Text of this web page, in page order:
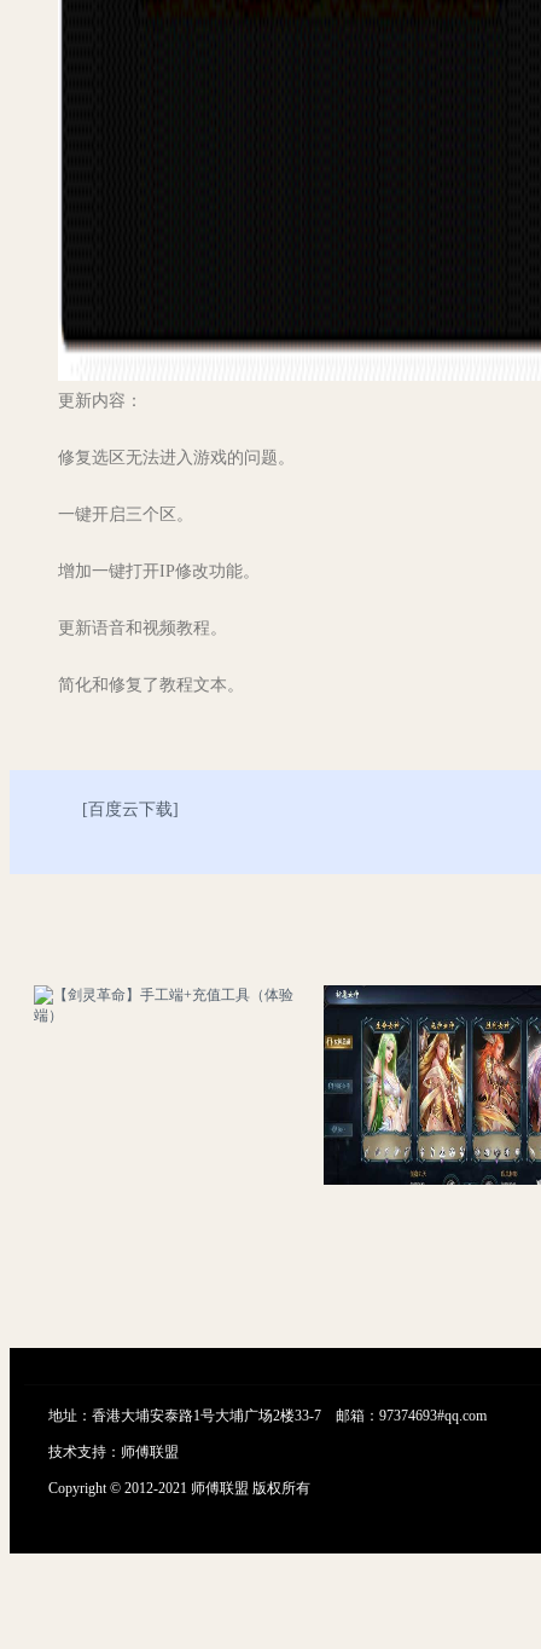
更新内容：
修复选区无法进入游戏的问题。
一键开启三个区。
增加一键打开IP修改功能。
更新语音和视频教程。
简化和修复了教程文本。
[ 百度云下载]
地址：香港大埔安泰路1号大埔广场2楼33-7 邮箱：97374693#qq.com
技术支持： 师傅联盟
Copyright © 2012-2021 师傅联盟 版权所有